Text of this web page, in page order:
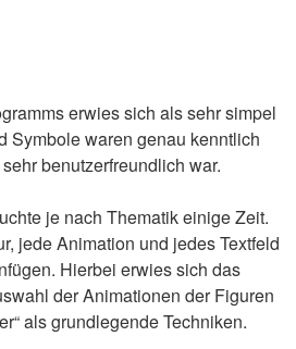
erwies sich als sehr simpel
Symbole waren genau kenntlich
benutzerfreundlich war.
je nach Thematik einige Zeit.
jede Animation und jedes Textfeld
Hierbei erwies sich das
der Animationen der Figuren
als grundlegende Techniken.